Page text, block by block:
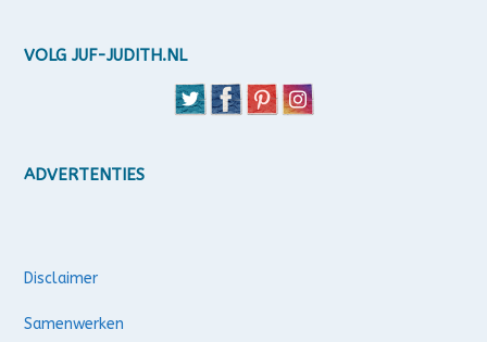
VOLG JUF-JUDITH.NL
ADVERTENTIES
Disclaimer
Samenwerken